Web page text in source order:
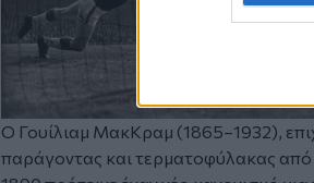
Ο Γουίλιαμ ΜακΚραμ (1865–1932),
παράγοντας και τερματοφύλακας